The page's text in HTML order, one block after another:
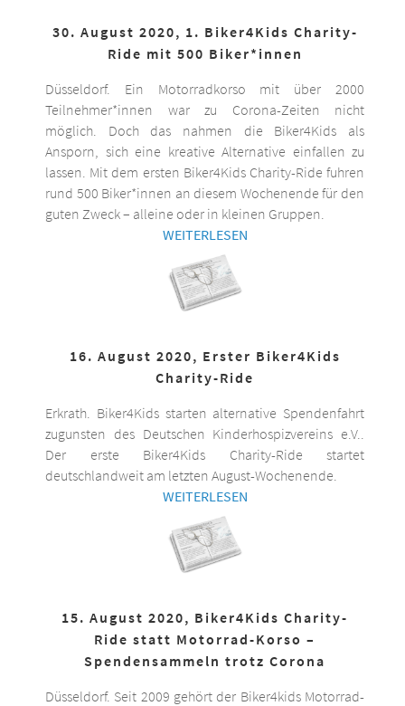
30. August 2020, 1. Biker4Kids Charity-
Ride mit 500 Biker*innen
Düsseldorf. Ein Motorradkorso mit über 2000
Teilnehmer*innen war zu Corona-Zeiten nicht
möglich. Doch das nahmen die Biker4Kids als
Ansporn, sich eine kreative Alternative einfallen zu
lassen. Mit dem ersten Biker4Kids Charity-Ride fuhren
rund 500 Biker*innen an diesem Wochenende für den
guten Zweck – alleine oder in kleinen Gruppen.
WEITERLESEN
16. August 2020, Erster Biker4Kids
Charity-Ride
Erkrath. Biker4Kids starten alternative Spendenfahrt
zugunsten des Deutschen Kinderhospizvereins e.V..
Der erste Biker4Kids Charity-Ride startet
deutschlandweit am letzten August-Wochenende.
WEITERLESEN
15. August 2020, Biker4Kids Charity-
Ride statt Motorrad-Korso –
Spendensammeln trotz Corona
Düsseldorf. Seit 2009 gehört der Biker4kids Motorrad-